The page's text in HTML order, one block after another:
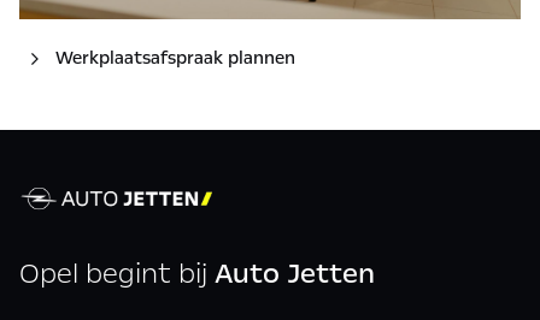
Werkplaatsafspraak plannen
Opel begint bijAuto Jetten